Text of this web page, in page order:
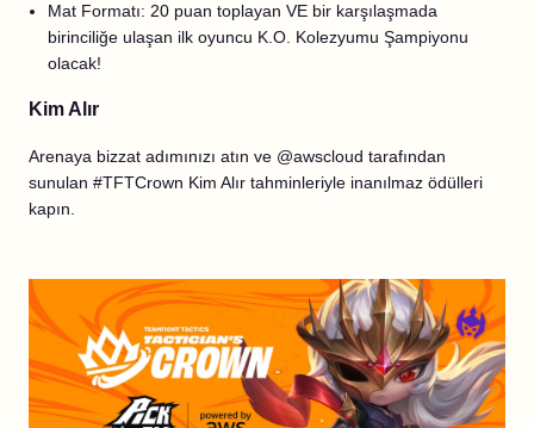
Mat Formatı: 20 puan toplayan VE bir karşılaşmada
birinciliğe ulaşan ilk oyuncu K.O. Kolezyumu Şampiyonu
olacak!
Kim Alır
Arenaya bizzat adımınızı atın ve @awscloud tarafından
sunulan #TFTCrown Kim Alır tahminleriyle inanılmaz ödülleri
kapın.